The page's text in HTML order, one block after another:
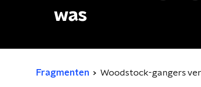
was
Fragmenten Woodstock-gangers